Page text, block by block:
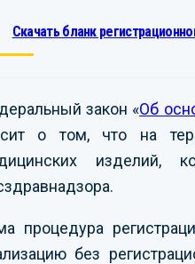
Скачать бланк
закон «Об
о том, что на
изделий,
процедура
без